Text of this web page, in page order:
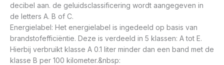
decibel aan. de geluidsclassificering wordt aangegeven in
de letters A. B of C.
Energielabel: Het energielabel is ingedeeld op basis van
brandstofefficiëntie. Deze is verdeeld in 5 klassen: A tot E.
Hierbij verbruikt klasse A 0.1 liter minder dan een band met de
klasse B per 100 kilometer.&nbsp: